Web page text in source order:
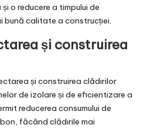
o reducere a timpului de
bună calitate a construcției.
și construirea
și construirea clădirilor
de izolare și de eficientizare a
reducerea consumului de
făcând clădirile mai